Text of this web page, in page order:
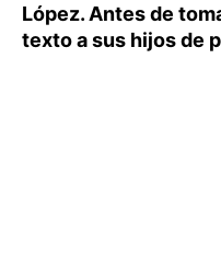
López. Antes de
texto a sus hijos de